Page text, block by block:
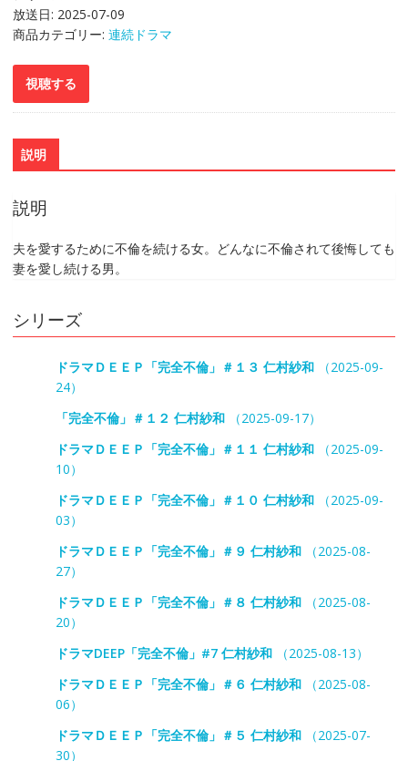
放送日: 2025-07-09
商品カテゴリー: 連続ドラマ
説明
説明
夫を愛するために不倫を続ける女。どんなに不倫されて後悔しても
妻を愛し続ける男。
シリーズ
ドラマＤＥＥＰ「完全不倫」＃１３ 仁村紗和（2025-09-
24）
「完全不倫」＃１２ 仁村紗和（2025-09-17）
ドラマＤＥＥＰ「完全不倫」＃１１ 仁村紗和（2025-09-
10）
ドラマＤＥＥＰ「完全不倫」＃１０ 仁村紗和（2025-09-
03）
ドラマＤＥＥＰ「完全不倫」＃９ 仁村紗和（2025-08-
27）
ドラマＤＥＥＰ「完全不倫」＃８ 仁村紗和（2025-08-
20）
ドラマDEEP「完全不倫」#7 仁村紗和（2025-08-13）
ドラマＤＥＥＰ「完全不倫」＃６ 仁村紗和（2025-08-
06）
ドラマＤＥＥＰ「完全不倫」＃５ 仁村紗和（2025-07-
30）